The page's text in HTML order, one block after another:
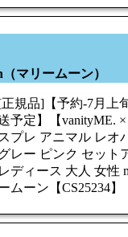
マリームーン）
規品]【予約-7月上
予定】【vanityME. ×
スプレ アニマル レオ
レー ピンク セット
レディース 大人 女性
ムーン【CS25234】